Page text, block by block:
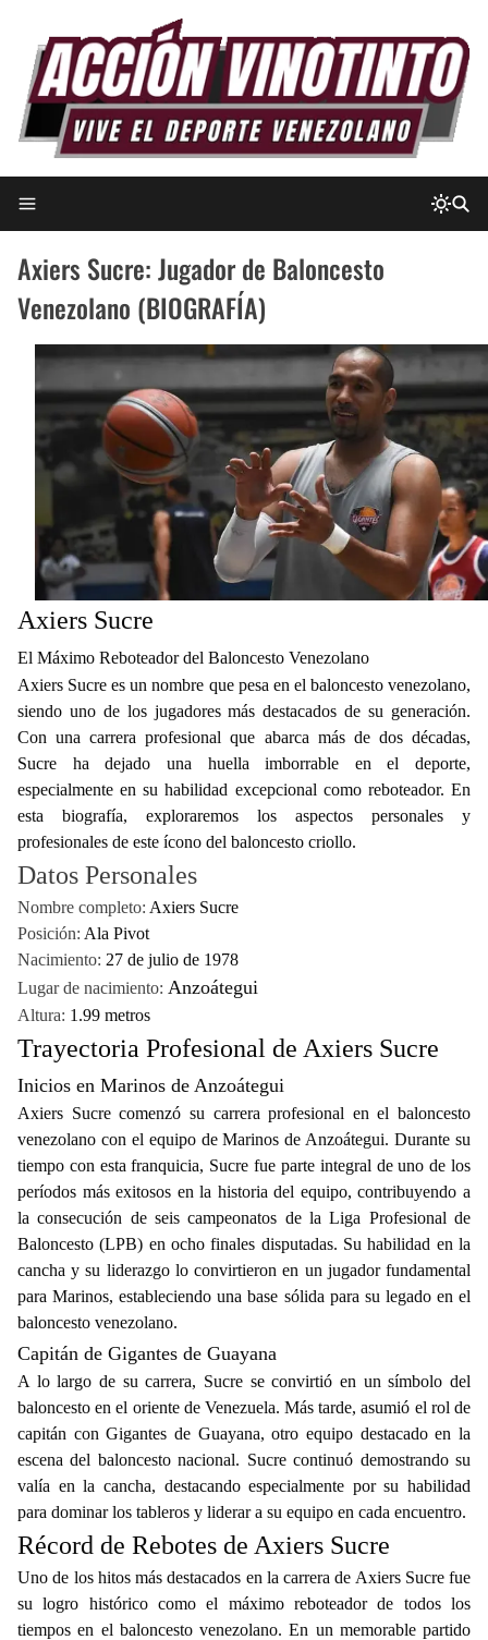
Axiers Sucre: Jugador de Baloncesto
Venezolano (BIOGRAFÍA)
Axiers Sucre
El Máximo Reboteador del Baloncesto Venezolano
Axiers Sucre es un nombre que pesa en el baloncesto venezolano,
siendo uno de los jugadores más destacados de su generación.
Con una carrera profesional que abarca más de dos décadas,
Sucre ha dejado una huella imborrable en el deporte,
especialmente en su habilidad excepcional como reboteador. En
esta biografía, exploraremos los aspectos personales y
profesionales de este ícono del baloncesto criollo.
Datos Personales
Nombre completo: Axiers Sucre
Posición: Ala Pivot
Nacimiento: 27 de julio de 1978
Lugar de nacimiento: Anzoátegui
Altura: 1.99 metros
Trayectoria Profesional de Axiers Sucre
Inicios en Marinos de Anzoátegui
Axiers Sucre comenzó su carrera profesional en el baloncesto
venezolano con el equipo de Marinos de Anzoátegui. Durante su
tiempo con esta franquicia, Sucre fue parte integral de uno de los
períodos más exitosos en la historia del equipo, contribuyendo a
la consecución de seis campeonatos de la Liga Profesional de
Baloncesto (LPB) en ocho finales disputadas. Su habilidad en la
cancha y su liderazgo lo convirtieron en un jugador fundamental
para Marinos, estableciendo una base sólida para su legado en el
baloncesto venezolano.
Capitán de Gigantes de Guayana
A lo largo de su carrera, Sucre se convirtió en un símbolo del
baloncesto en el oriente de Venezuela. Más tarde, asumió el rol de
capitán con Gigantes de Guayana, otro equipo destacado en la
escena del baloncesto nacional. Sucre continuó demostrando su
valía en la cancha, destacando especialmente por su habilidad
para dominar los tableros y liderar a su equipo en cada encuentro.
Récord de Rebotes de Axiers Sucre
Uno de los hitos más destacados en la carrera de Axiers Sucre fue
su logro histórico como el máximo reboteador de todos los
tiempos en el baloncesto venezolano. En un memorable partido